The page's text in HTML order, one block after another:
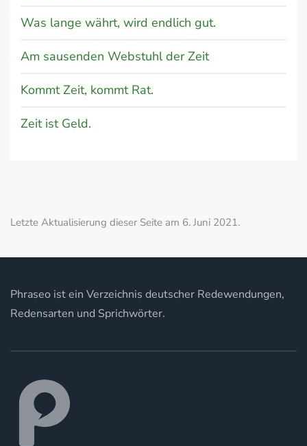
Was lange währt, wird endlich gut.
Am sausenden Webstuhl der Zeit
Kommt Zeit, kommt Rat.
Zeit ist Geld.
Letzte Aktualisierung dieser Seite am 6. Juni 2021.
Phraseo ist ein Verzeichnis deutscher Redewendungen,
Redensarten und Sprichwörter.